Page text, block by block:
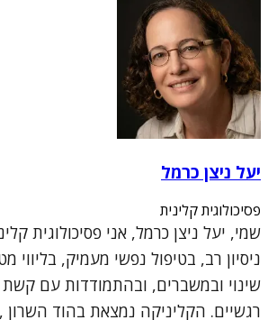
יעל ניצן כרמל
פסיכולוגית קלינית
שמי, יעל ניצן כרמל, אני פסיכולוגית
ניסיון רב, בטיפול נפשי מעמיק, בליווי
שינוי ובמשברים, ובהתמודדות עם
רגשיים. הקליניקה נמצאת בהוד